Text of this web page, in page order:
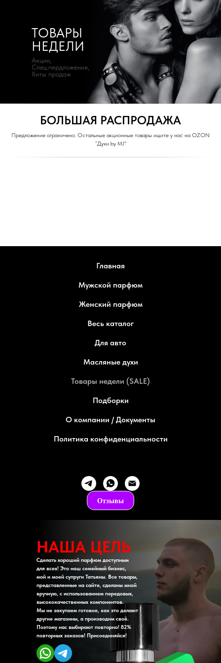
ТОВАРЫ
НЕДЕЛИ
Акции,
Спец.пердложения,
Хиты продаж
БОЛЬШАЯ РАСПРОДАЖА
Предложение ограничено. Остальные акционные товары ищите у нас на OZON
“Духи by MJ"
Главная
Мужской парфюм
Женский парфюм
Весь каталог
Для авто
Масляные духи
Товары недели (SALE)
Подборки
О компании / Документы
Политика конфиденциальности
Отзывы
НАША ЦЕЛЬ
Сделать хороший парфюм доступным
для всех! Это наш семейный бизнес,
мой и моей супруги Татьяны. Все товары,
представленные на сайте, сделаны мной
вручную, с использованием передовых,
высококачественных компонентов.
Мы не закупаем готовое, как это делают
другие магазины, а производим своё.
Поэтому нас выбирают повторно! 82%
повторных заказов! Присоединяйся!